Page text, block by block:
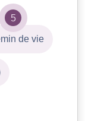
5
de vie